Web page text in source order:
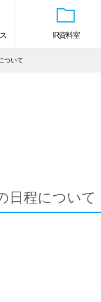
IR資料室
ついて
日程について